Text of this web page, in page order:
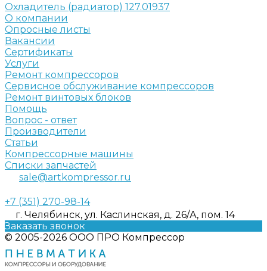
Охладитель (радиатор) 127.01937
О компании
Опросные листы
Вакансии
Сертификаты
Услуги
Ремонт компрессоров
Сервисное обслуживание компрессоров
Ремонт винтовых блоков
Помощь
Вопрос - ответ
Производители
Статьи
Компрессорные машины
Списки запчастей
sale@artkompressor.ru
+7 (351) 270-98-14
г. Челябинск, ул. Каслинская, д. 26/А, пом. 14
Заказать звонок
© 2005-2026 ООО ПРО Компрессор